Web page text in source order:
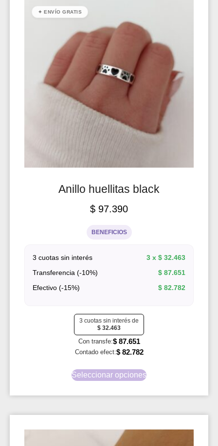
✦ ENVÍO GRATIS
Anillo huellitas black
$ 97.390
BENEFICIOS
3 cuotas sin interés 3 x $ 32.463
Transferencia (-10%)
$ 87.651
Efectivo (-15%)
$ 82.782
3 cuotas sin interés de
$ 32.463
Con transfe:$87.651
Contado efect:$82.782
Seleccionar opciones